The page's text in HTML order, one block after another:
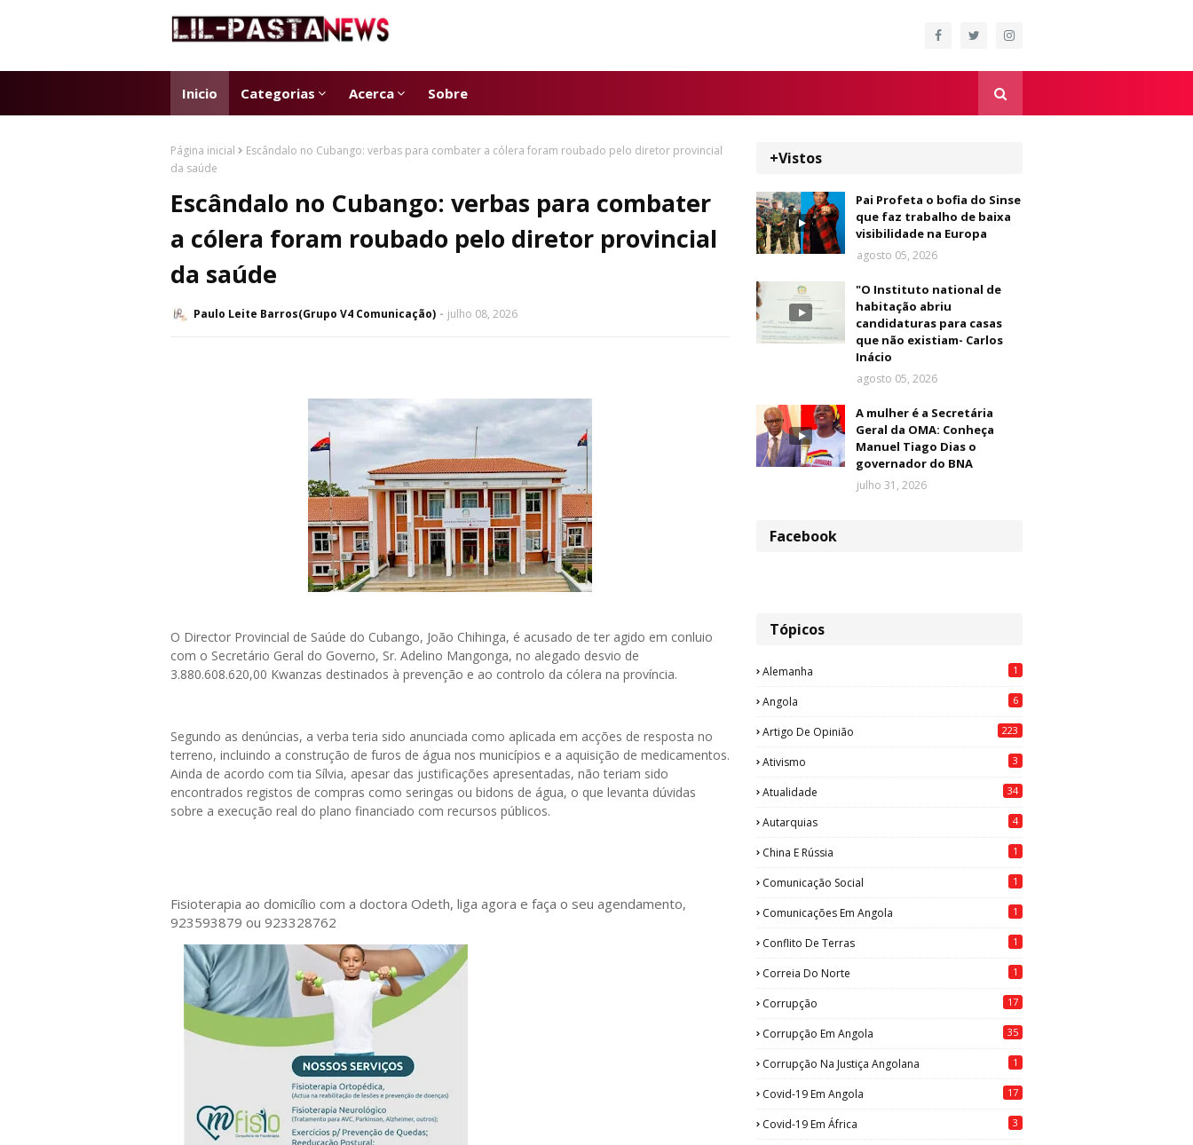
Inicio Categorias Acerca Sobre
Página inicial
Escândalo no Cubango: verbas para combater a cólera foram roubado pelo diretor provincial
da saúde
Escândalo no Cubango: verbas para combater
a cólera foram roubado pelo diretor provincial
da saúde
Paulo Leite Barros(Grupo V4 Comunicação) julho 08, 2026
O Director Provincial de Saúde do Cubango, João Chihinga, é acusado de ter agido em conluio
com o Secretário Geral do Governo, Sr. Adelino Mangonga, no alegado desvio de
3.880.608.620,00 Kwanzas destinados à prevenção e ao controlo da cólera na província.
Segundo as denúncias, a verba teria sido anunciada como aplicada em acções de resposta no
terreno, incluindo a construção de furos de água nos municípios e a aquisição de medicamentos.
Ainda de acordo com tia Sílvia, apesar das justificações apresentadas, não teriam sido
encontrados registos de compras como seringas ou bidons de água, o que levanta dúvidas
sobre a execução real do plano financiado com recursos públicos.
Fisioterapia ao domicílio com a doctora Odeth, liga agora e faça o seu agendamento,
923593879 ou 923328762
+Vistos
Pai Profeta o bofia do Sinse
que faz trabalho de baixa
visibilidade na Europa
agosto 05, 2026
"O Instituto national de
habitação abriu
candidaturas para casas
que não existiam- Carlos
Inácio
agosto 05, 2026
A mulher é a Secretária
Geral da OMA: Conheça
Manuel Tiago Dias o
governador do BNA
julho 31, 2026
Facebook
Tópicos
Alemanha 1
Angola 6
Artigo De Opinião 223
Ativismo 3
Atualidade 34
Autarquias 4
China E Rússia 1
Comunicação Social 1
Comunicações Em Angola 1
Conflito De Terras 1
Correia Do Norte 1
Corrupção 17
Corrupção Em Angola 35
Corrupção Na Justiça Angolana 1
Covid-19 Em Angola 17
Covid-19 Em África 3